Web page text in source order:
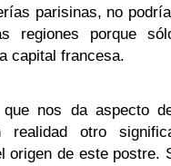
parisinas, no
regiones porque
capital francesa.
que nos da aspecto
realidad otro
origen de este postre.